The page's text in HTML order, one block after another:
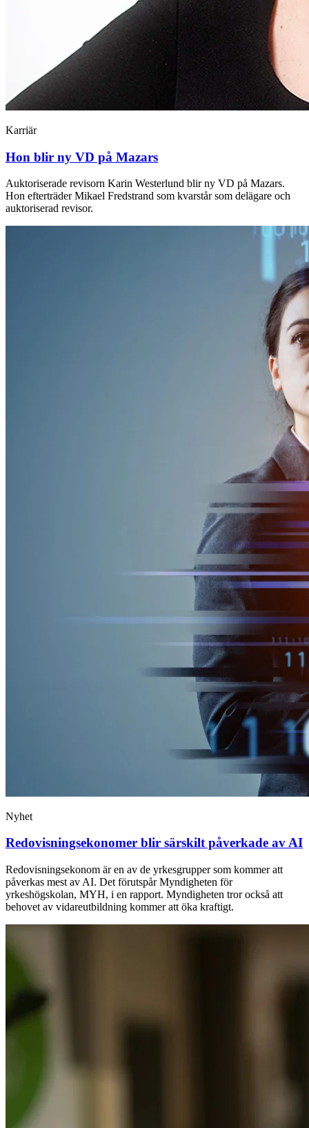
Karriär
Hon blir ny VD på Mazars
Auktoriserade revisorn Karin Westerlund blir ny VD på Mazars.
Hon efterträder Mikael Fredstrand som kvarstår som delägare och
auktoriserad revisor.
Nyhet
Redovisningsekonomer blir särskilt påverkade av AI
Redovisningsekonom är en av de yrkesgrupper som kommer att
påverkas mest av AI. Det förutspår Myndigheten för
yrkeshögskolan, MYH, i en rapport. Myndigheten tror också att
behovet av vidareutbildning kommer att öka kraftigt.